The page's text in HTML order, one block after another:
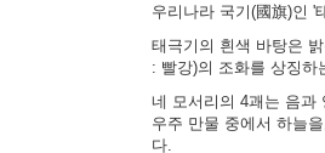
우리나라 국기(國旗)인 '
태극기의 흰색 바탕은
: 빨강)의 조화를 상징
네 모서리의 4괘는 음과
우주 만물 중에서 하늘
다.